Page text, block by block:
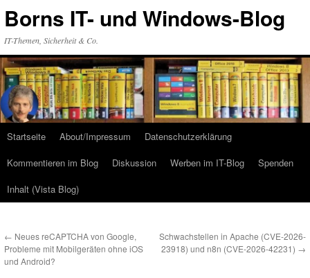
Inhalt
Borns IT- und Windows-Blog
IT-Themen, Sicherheit & Co.
Startseite About/Impressum
Datenschutzerklärung
Kommentieren im Blog
Diskussion Werben im IT-Blog
Spenden
Inhalt (Vista Blog)
← Neues reCAPTCHA von Google,
Probleme mit Mobilgeräten ohne iOS
und Android?
Schwachstellen in Apache (CVE-2026-
23918) und n8n (CVE-2026-42231) →